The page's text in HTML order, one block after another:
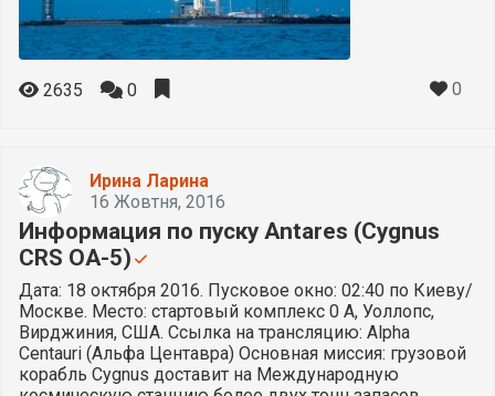
2635 0 0
Ирина Ларина
16 Жовтня, 2016
Информация по пуску Antares (Cygnus
CRS OA-5)
Дата: 18 октября 2016. Пусковое окно: 02:40 по Киеву/
Москве. Место: стартовый комплекс 0 А, Уоллопс,
Вирджиния, США. Ссылка на трансляцию: Alpha
Centauri (Альфа Центавра) Основная миссия: грузовой
корабль Cygnus доставит на Международную